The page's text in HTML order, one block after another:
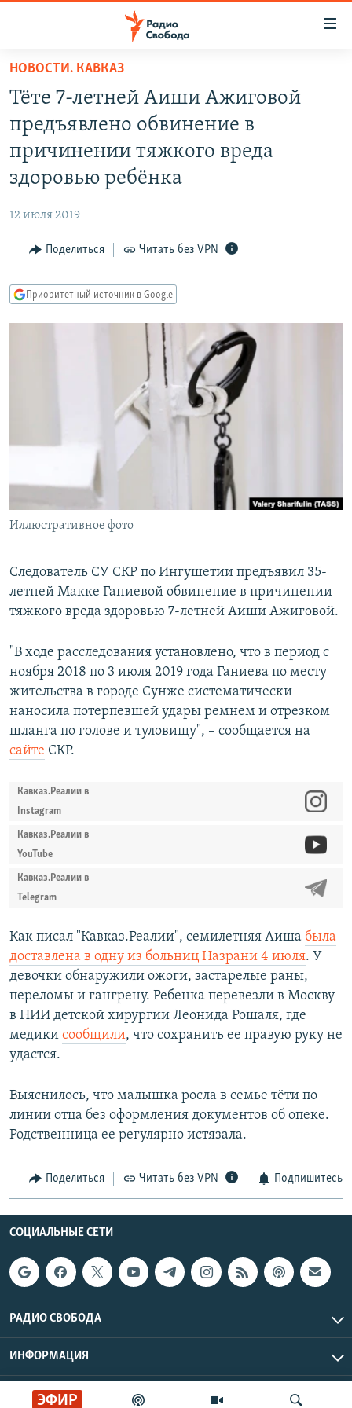
упрощенного
доступа
основному
содержанию
Вернутся
навигации
Вернутся
АВТОРСКИЕ ПРОЕКТЫ
ЦИТАТЫ СВОБОДЫ
IDEL.РЕАЛИИ
КАВКАЗ.РЕАЛИИ
РАСПИСАНИЕ ВЕЩАНИЯ
ПОДПИШИТЕСЬ НА РАССЫЛКУ
ЭФИР
НОВОСТИ. КАВКАЗ
Тёте 7-летней Аиши Ажиговой
предъявлено обвинение в
причинении тяжкого вреда
здоровью ребёнка
12 июля 2019
Поделиться Читать без VPN
Приоритетный источник в Google
Иллюстративное фото
Следователь СУ СКР по Ингушетии предъявил 35-
летней Макке Ганиевой обвинение в причинении
тяжкого вреда здоровью 7-летней Аиши Ажиговой.
"В ходе расследования установлено, что в период с
ноября 2018 по 3 июля 2019 года Ганиева по месту
жительства в городе Сунже систематически
наносила потерпевшей удары ремнем и отрезком
шланга по голове и туловищу", – сообщается на
сайте СКР.
Кавказ.Реалии в
Instagram
Кавказ.Реалии в
YouTube
Кавказ.Реалии в
Telegram
Как писал "Кавказ.Реалии", семилетняя Аиша была
доставлена в одну из больниц Назрани 4 июля. У
девочки обнаружили ожоги, застарелые раны,
переломы и гангрену. Ребенка перевезли в Москву
в НИИ детской хирургии Леонида Рошаля, где
медики сообщили, что сохранить ее правую руку не
удастся.
Выяснилось, что малышка росла в семье тёти по
линии отца без оформления документов об опеке.
Родственница ее регулярно истязала.​
Поделиться Читать без VPN Подпишитесь
СОЦИАЛЬНЫЕ СЕТИ
РАДИО СВОБОДА
ИНФОРМАЦИЯ
Радио Свобода © 2026 RFE/RL, Inc. | Все права защищены.